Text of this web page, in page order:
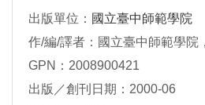
出版單位： 國立臺中師範學院
作/編/譯者：國立臺中師範學院
GPN：2008900421
出版／創刊日期：2000-06